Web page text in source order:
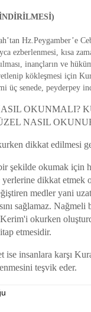
Hz.Peygamber’e
ezberlenmesi, kısa
inançların ve
kökleşmesi için
üç senede, peyderpey
OKUNMALI?
NASIL
dikkat edilmesi
şekilde okumak için
yerlerine dikkat etmek
medler yani
sağlamaz. Nağmeli
okurken
etmesidir.
ise insanlara karşı
teşvik eder.